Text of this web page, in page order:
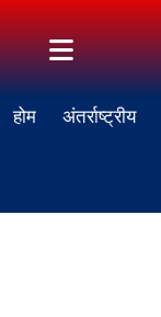
होम अंतर्राष्ट्रीय